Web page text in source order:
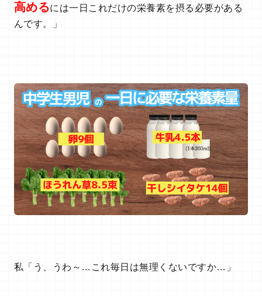
高めるには一日これだけの栄養素を摂る必要がある
んです。」
私「う、うわ～…これ毎日は無理くないですか…」